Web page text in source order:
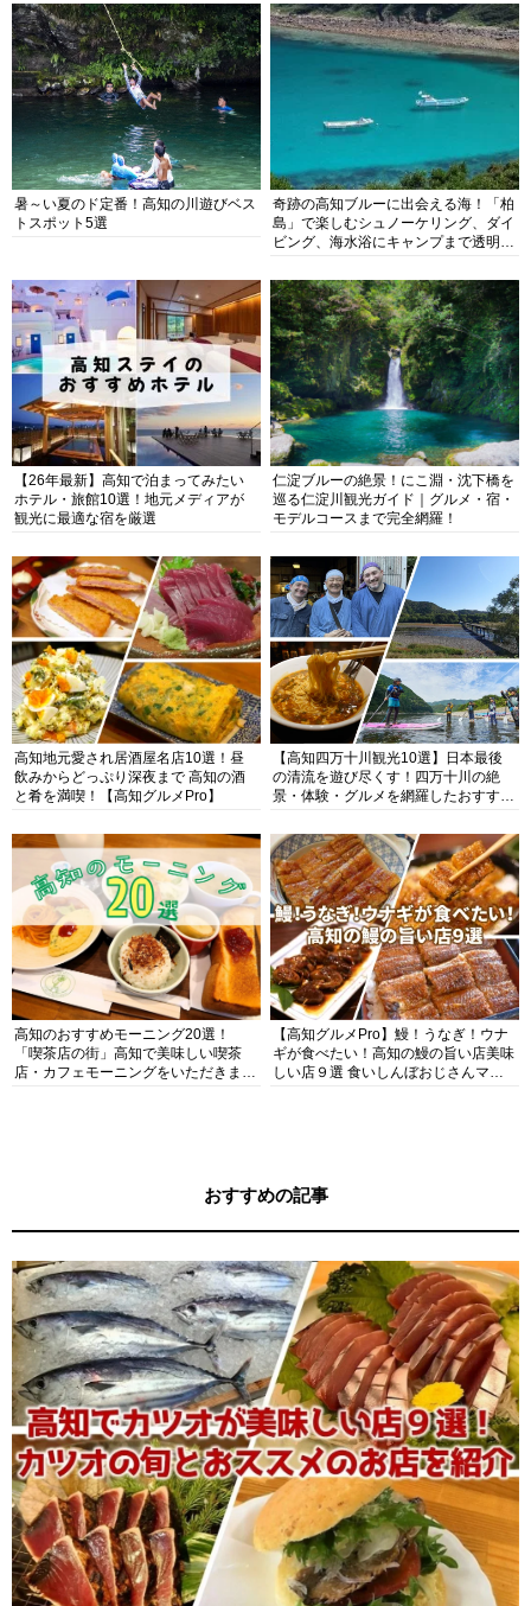
暑～い夏のド定番！高知の川遊びベス
トスポット5選
奇跡の高知ブルーに出会える海！「柏
島」で楽しむシュノーケリング、ダイ
ビング、海水浴にキャンプまで透明度
【26年最新】高知で泊まってみたい
ホテル・旅館10選！地元メディアが
観光に最適な宿を厳選
仁淀ブルーの絶景！にこ淵・沈下橋を
巡る仁淀川観光ガイド｜グルメ・宿・
モデルコースまで完全網羅！
高知地元愛され居酒屋名店10選！昼
飲みからどっぷり深夜まで 高知の酒
と肴を満喫！【高知グルメPro】
【高知四万十川観光10選】日本最後
の清流を遊び尽くす！四万十川の絶
景・体験・グルメを網羅したおすすめ
高知のおすすめモーニング20選！
「喫茶店の街」高知で美味しい喫茶
店・カフェモーニングをいただきま
【高知グルメPro】鰻！うなぎ！ウナ
ギが食べたい！高知の鰻の旨い店美味
しい店９選 食いしんぼおじさんマッ
おすすめの記事